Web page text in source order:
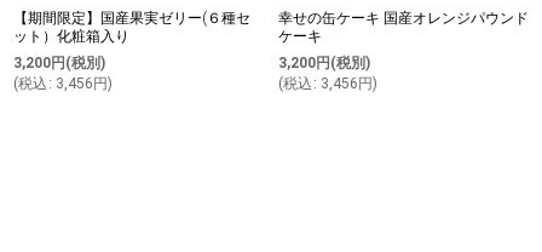
【期間限定】国産果実ゼリー(６種セ
ット）化粧箱入り
3,200円 (税別)
(税込 : 3,456 円)
幸せの缶ケーキ 国産オレンジパウンド
ケーキ
3,200円 (税別)
(税込 : 3,456 円)